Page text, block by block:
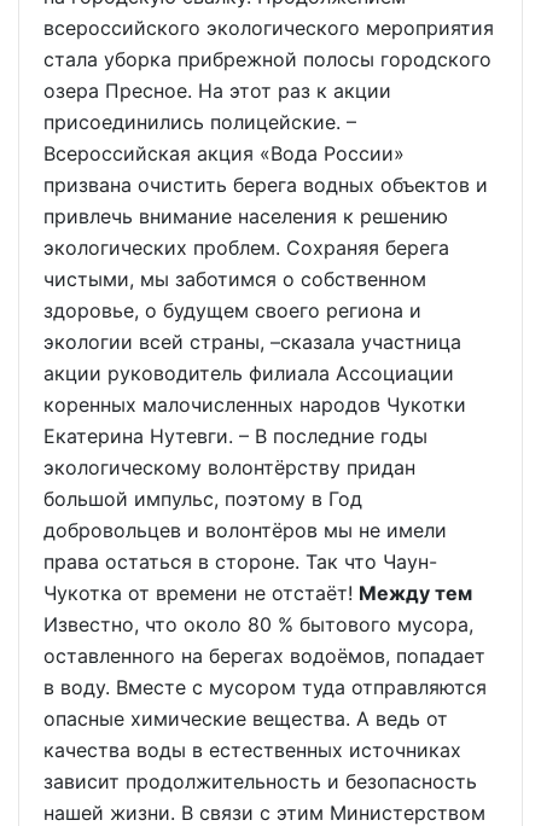
всероссийского экологического мероприятия
стала уборка прибрежной полосы городского
озера Пресное. На этот раз к акции
присоединились полицейские. –
Всероссийская акция «Вода России»
призвана очистить берега водных объектов и
привлечь внимание населения к решению
экологических проблем. Сохраняя берега
чистыми, мы заботимся о собственном
здоровье, о будущем своего региона и
экологии всей страны, –сказала участница
акции руководитель филиала Ассоциации
коренных малочисленных народов Чукотки
Екатерина Нутевги. – В последние годы
экологическому волонтёрству придан
большой импульс, поэтому в Год
добровольцев и волонтёров мы не имели
права остаться в стороне. Так что Чаун-
Чукотка от времени не отстаёт! Между тем
Известно, что около 80 % бытового мусора,
оставленного на берегах водоёмов, попадает
в воду. Вместе с мусором туда отправляются
опасные химические вещества. А ведь от
качества воды в естественных источниках
зависит продолжительность и безопасность
нашей жизни. В связи с этим Министерством